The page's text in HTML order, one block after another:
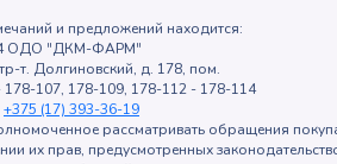
и предложений находится:
ОДО "ДКМ-ФАРМ"
т. Долгиновский, д. 178, пом.
178-107, 178-109, 178-112 - 178-114
+375 (17) 393-36-19
рассматривать обращения
их прав, предусмотренных